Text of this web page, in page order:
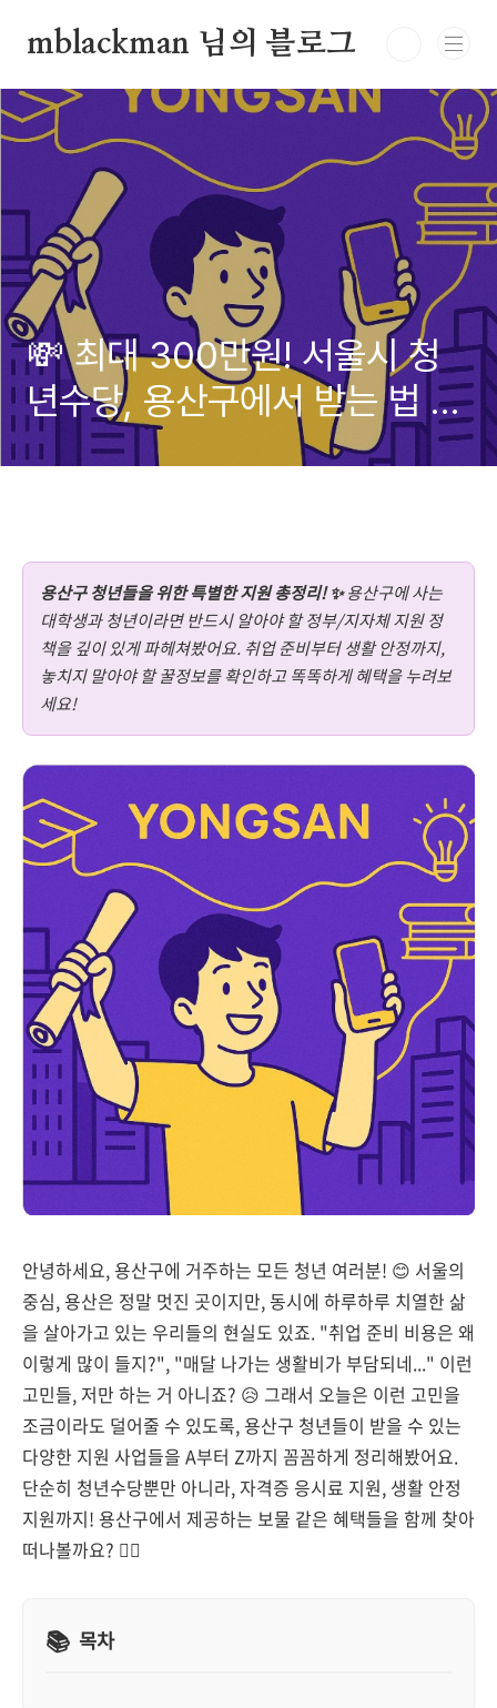
mblackman 님의 블로그
💸 최대 300만원! 서울시 청
년수당, 용산구에서 받는 법 A
to Z
용산구 청년들을 위한 특별한 지원 총정리! ✨용산구에 사는
대학생과 청년이라면 반드시 알아야 할 정부/지자체 지원 정
책을 깊이 있게 파헤쳐봤어요. 취업 준비부터 생활 안정까지,
놓치지 말아야 할 꿀정보를 확인하고 똑똑하게 혜택을 누려보
세요!
안녕하세요, 용산구에 거주하는 모든 청년 여러분! 😊 서울의
중심, 용산은 정말 멋진 곳이지만, 동시에 하루하루 치열한 삶
을 살아가고 있는 우리들의 현실도 있죠. "취업 준비 비용은 왜
이렇게 많이 들지?", "매달 나가는 생활비가 부담되네..." 이런
고민들, 저만 하는 거 아니죠? 😥 그래서 오늘은 이런 고민을
조금이라도 덜어줄 수 있도록, 용산구 청년들이 받을 수 있는
다양한 지원 사업들을 A부터 Z까지 꼼꼼하게 정리해봤어요.
단순히 청년수당뿐만 아니라, 자격증 응시료 지원, 생활 안정
지원까지! 용산구에서 제공하는 보물 같은 혜택들을 함께 찾아
떠나볼까요? 🕵️‍♀️
목차